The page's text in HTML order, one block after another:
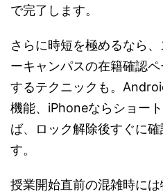
で完了します。
さらに時短を極めるなら
ーキャンパスの在籍確認
するテクニックも。
機能、iPhoneならショー
ば、ロック解除後すぐに
す。
授業開始直前の混雑時に